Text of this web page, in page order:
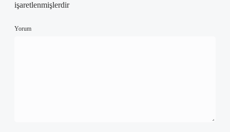
işaretlenmişlerdir
Yorum